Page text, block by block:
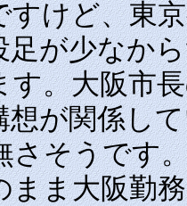
すけど、東
足が少なか
す。大阪市
想が関係し
さそうです
まま大阪勤